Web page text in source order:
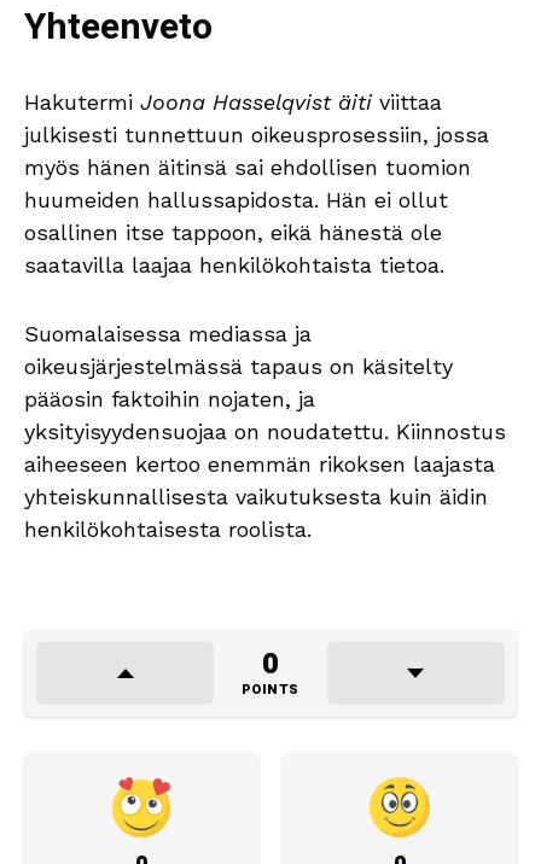
Yhteenveto
Hakutermi Joona Hasselqvist äiti viittaa
julkisesti tunnettuun oikeusprosessiin, jossa
myös hänen äitinsä sai ehdollisen tuomion
huumeiden hallussapidosta. Hän ei ollut
osallinen itse tappoon, eikä hänestä ole
saatavilla laajaa henkilökohtaista tietoa.
Suomalaisessa mediassa ja
oikeusjärjestelmässä tapaus on käsitelty
pääosin faktoihin nojaten, ja
yksityisyydensuojaa on noudatettu. Kiinnostus
aiheeseen kertoo enemmän rikoksen laajasta
yhteiskunnallisesta vaikutuksesta kuin äidin
henkilökohtaisesta roolista.
0
POINTS